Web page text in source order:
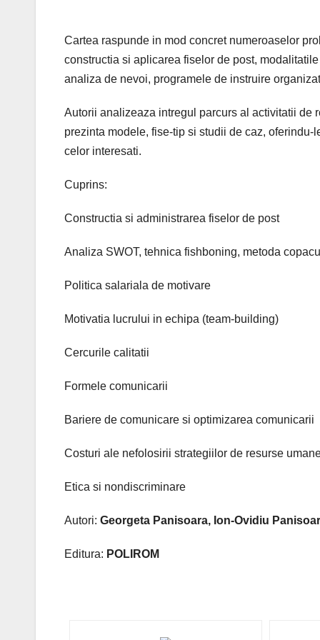
Cartea raspunde in mod concret numeroaselor
constructia si aplicarea fiselor de post,
analiza de nevoi, programele de instruire
Autorii analizeaza intregul parcurs al activitatii de
prezinta modele, fise-tip si studii de caz, oferindu-
celor interesati.
Cuprins:
Constructia si administrarea fiselor de post
Analiza SWOT, tehnica fishboning, metoda
Politica salariala de motivare
Motivatia lucrului in echipa (team-building)
Cercurile calitatii
Formele comunicarii
Bariere de comunicare si optimizarea comunicarii
Costuri ale nefolosirii strategiilor de resurse
Etica si nondiscriminare
Autori: Georgeta Panisoara, Ion-Ovidiu
Editura: POLIROM